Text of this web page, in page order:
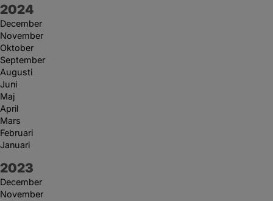
År:
2024
December
November
Oktober
September
Augusti
Juni
Maj
April
Mars
Februari
Januari
År:
2023
December
November